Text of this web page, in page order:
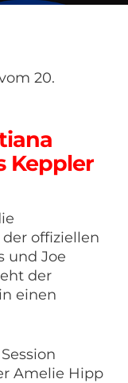
20.
Keppler
offiziellen
und Joe
der
einen
Amelie Hipp